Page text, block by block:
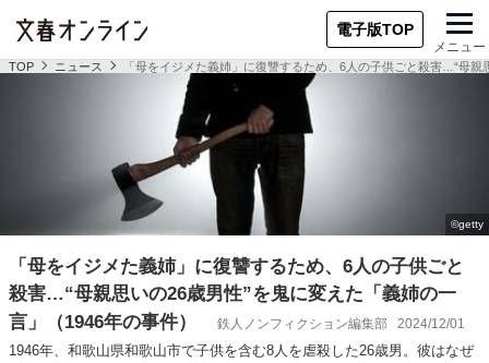
電子版TOP
メニュー
TOP ニュース 「母をイジメた義姉」に復讐するため、6人の子供ごと殺害…“母
「母をイジメた義姉」に復讐するため、6人の子供ごと
殺害…“母親思いの26歳男性”を鬼に変えた「義姉の一
言」（1946年の事件）
鉄人ノンフィクション編集部 2024/12/01
1946年、和歌山県和歌山市で子供を含む8人を虐殺した26歳男。彼はなぜ